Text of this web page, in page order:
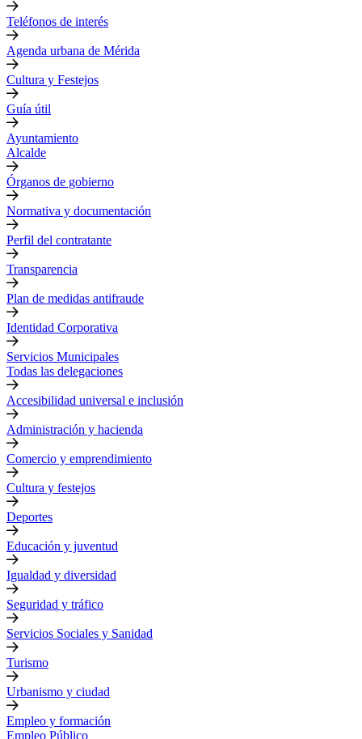
Teléfonos de interés
Agenda urbana de Mérida
Cultura y Festejos
Guía útil
Ayuntamiento
Alcalde
Órganos de gobierno
Normativa y documentación
Perfil del contratante
Transparencia
Plan de medidas antifraude
Identidad Corporativa
Servicios Municipales
Todas las delegaciones
Accesibilidad universal e inclusión
Administración y hacienda
Comercio y emprendimiento
Cultura y festejos
Deportes
Educación y juventud
Igualdad y diversidad
Seguridad y tráfico
Servicios Sociales y Sanidad
Turismo
Urbanismo y ciudad
Empleo y formación
Empleo Público